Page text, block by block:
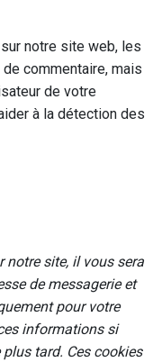
notre site web, les
commentaire, mais
de votre
à la détection des
notre site, il vous sera
de messagerie et
pour votre
informations si
tard. Ces cookies